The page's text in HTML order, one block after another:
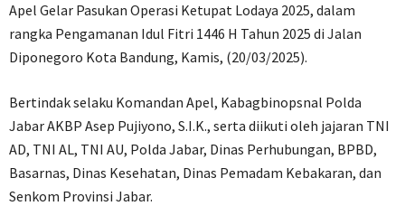
Apel Gelar Pasukan Operasi Ketupat Lodaya 2025, dalam
rangka Pengamanan Idul Fitri 1446 H Tahun 2025 di Jalan
Diponegoro Kota Bandung, Kamis, (20/03/2025).
Bertindak selaku Komandan Apel, Kabagbinopsnal Polda
Jabar AKBP Asep Pujiyono, S.I.K., serta diikuti oleh jajaran TNI
AD, TNI AL, TNI AU, Polda Jabar, Dinas Perhubungan, BPBD,
Basarnas, Dinas Kesehatan, Dinas Pemadam Kebakaran, dan
Senkom Provinsi Jabar.